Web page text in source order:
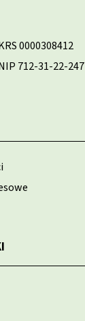
0000308412
712-31-22-247